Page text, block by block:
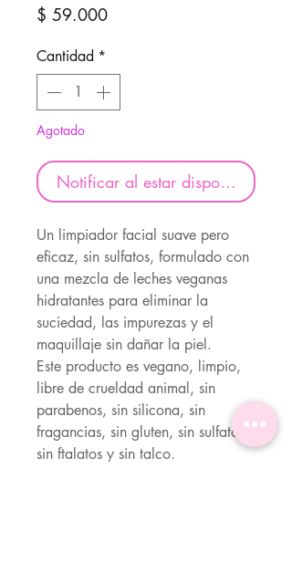
$ 59.000Precio
Cantidad *
Agotado
Notificar al estar disponible
Un limpiador facial suave pero
eficaz, sin sulfatos, formulado con
una mezcla de leches veganas
hidratantes para eliminar la
suciedad, las impurezas y el
maquillaje sin dañar la piel.
Este producto es vegano, limpio,
libre de crueldad animal, sin
parabenos, sin silicona, sin
fragancias, sin gluten, sin sulfatos,
sin ftalatos y sin talco.